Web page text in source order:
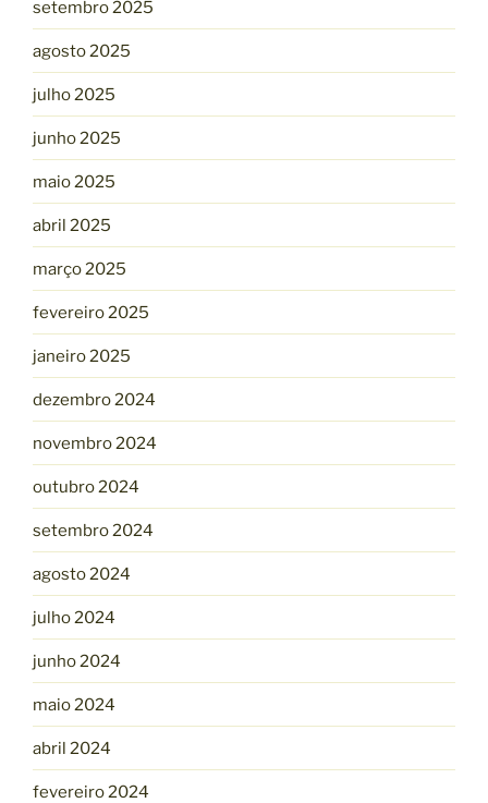
setembro 2025
agosto 2025
julho 2025
junho 2025
maio 2025
abril 2025
março 2025
fevereiro 2025
janeiro 2025
dezembro 2024
novembro 2024
outubro 2024
setembro 2024
agosto 2024
julho 2024
junho 2024
maio 2024
abril 2024
fevereiro 2024